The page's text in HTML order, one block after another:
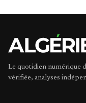
Le quotidien numérique
vérifiée, analyses